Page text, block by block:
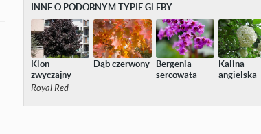
INNE O PODOBNYM TYPIE GLEBY
Klon
zwyczajny
Royal Red
Dąb czerwony
Bergenia
sercowata
Kalina
angielska